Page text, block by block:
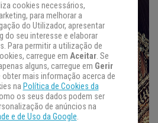
cookies necessários,
para melhorar a
do Utilizador, apresentar
do seu interesse e elaborar
Para permitir a utilização de
carregue em Aceitar. Se
alguns, carregue em Gerir
obter mais informação acerca de
na Política de Cookies da
os seus dados podem ser
de anúncios na
e de Uso da Google.